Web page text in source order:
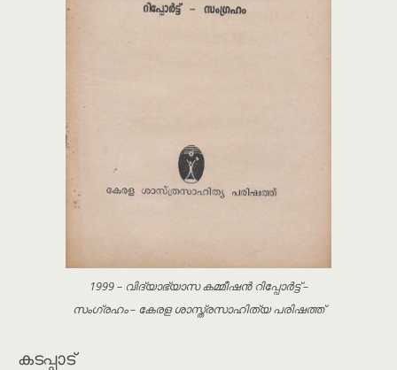
1999 – വിദ്യാഭ്യാസ കമ്മീഷൻ റിപ്പോർട്ട് –
സംഗ്രഹം – കേരള ശാസ്ത്രസാഹിത്യ പരിഷത്ത്
കടപ്പാട്